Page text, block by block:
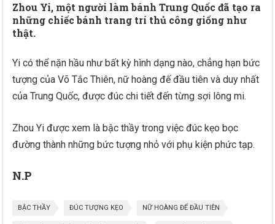
Zhou Yi, một người làm bánh Trung Quốc đã tạo ra
những chiếc bánh trang trí thủ công giống như
thật.
Yi có thể nặn hầu như bất kỳ hình dạng nào, chẳng hạn bức
tượng của Võ Tắc Thiên, nữ hoàng đế đầu tiên và duy nhất
của Trung Quốc, được đúc chi tiết đến từng sợi lông mi.
Zhou Yi được xem là bậc thầy trong việc đúc kẹo bọc
đường thành những bức tượng nhỏ với phụ kiện phức tạp.
N.P
BẬC THẦY ĐÚC TƯỢNG KẸO NỮ HOÀNG ĐẾ ĐẦU TIÊN